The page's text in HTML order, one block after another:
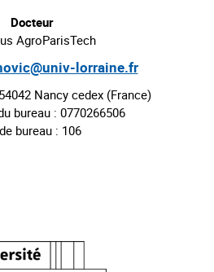
Docteur
AgroParisTech
lorraine.fr
Nancy cedex (France)
bureau : 0770266506
bureau : 106